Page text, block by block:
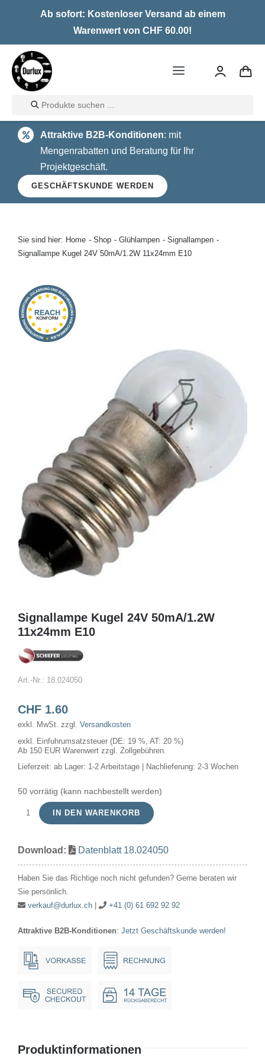
Ab sofort: Kostenloser Versand ab einem
Warenwert von CHF 60.00!
Toggle
Home
LED
Halogen
Glühlampen
Kontakt
Products
search
Attraktive B2B-Konditionen: mit
Mengenrabatten und Beratung für Ihr
Projektgeschäft.
GESCHÄFTSKUNDE WERDEN
Sie sind hier: Home Shop Glühlampen
Signallampen
Signallampe Kugel 24V 50mA/1.2W 11x24mm E10
Signallampe Kugel 24V 50mA/1.2W
11x24mm E10
Art.-Nr.: 18.024050
CHF1.60
exkl. MwSt. zzgl. Versandkosten
exkl. Einfuhrumsatzsteuer (DE: 19 %, AT: 20 %)
Ab 150 EUR Warenwert zzgl. Zollgebühren.
Lieferzeit: ab Lager: 1-2 Arbeitstage | Nachlieferung: 2-3 Wochen
50 vorrätig (kann nachbestellt werden)
Signallampe
24V
11x24mm
E10
IN DEN WARENKORB
Download: Datenblatt 18.024050
Haben Sie das Richtige noch nicht gefunden? Gerne beraten wir
Sie persönlich.
verkauf@durlux.ch| +41 (0) 61 692 92 92
Attraktive B2B-Konditionen: Jetzt Geschäftskunde werden!
Produktinformationen